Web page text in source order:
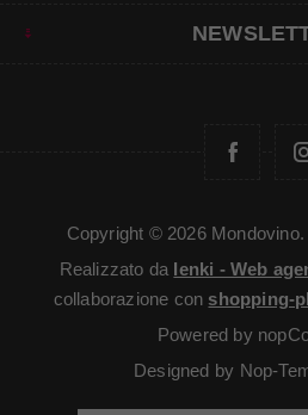
Copyright © 2026
Realizzato da Ienki - Web
collaborazione con shopping-
Powered by
Designed by Nop-